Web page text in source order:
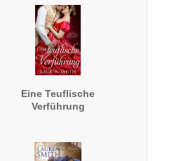
Eine Teuflische
Verführung